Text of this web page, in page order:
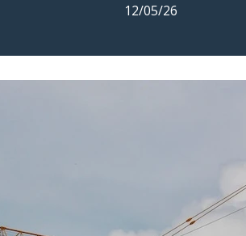
12/05/26